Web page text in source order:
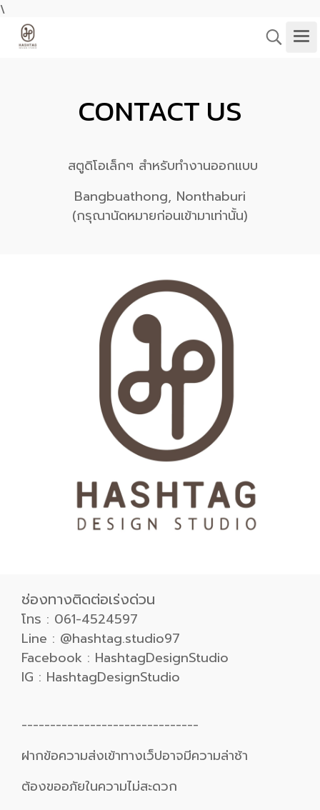
\
CONTACT US
สตูดิโอเล็กๆ สำหรับทำงานออกแบบ
Bangbuathong, Nonthaburi
(กรุณานัดหมายก่อนเข้ามาเท่านั้น)
ช่องทางติดต่อเร่งด่วน
โทร : 061-4524597
Line : @hashtag.studio97
Facebook : HashtagDesignStudio
IG : HashtagDesignStudio
-------------------------------
ฝากข้อความส่งเข้าทางเว็ปอาจมีความล่าช้า
ต้องขออภัยในความไม่สะดวก